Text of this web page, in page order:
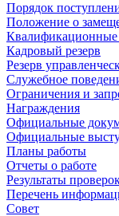
Порядок
Положение о
Квалификационные
Кадровый резерв
Резерв
Служебное
Ограничения и
Награждения
Официальные
Официальные
Планы работы
Отчеты о работе
Результаты
Перечень
Совет